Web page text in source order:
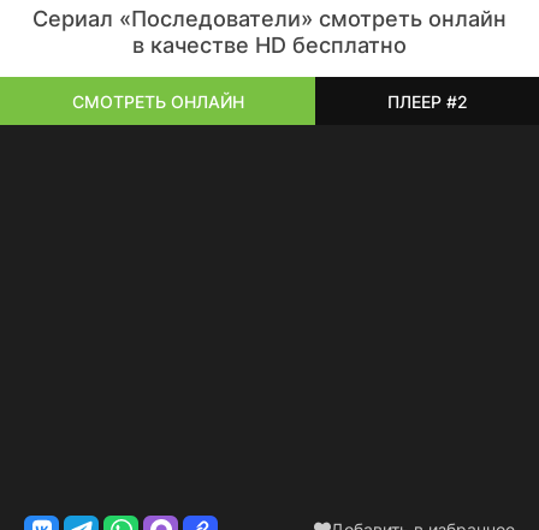
Сериал «Последователи» смотреть онлайн
в качестве HD бесплатно
СМОТРЕТЬ ОНЛАЙН ПЛЕЕР #2